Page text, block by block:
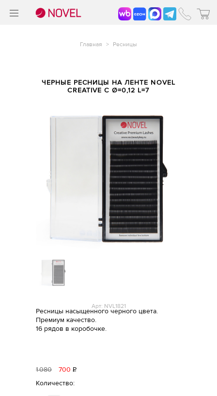
Главная > Ресницы
ЧЕРНЫЕ РЕСНИЦЫ НА ЛЕНТЕ NOVEL
CREATIVE C Ø=0,12 L=7
Арт: NVL1821
Ресницы насыщенного черного цвета.
Премиум качество.
16 рядов в коробочке.
1080 700 Р
Количество: